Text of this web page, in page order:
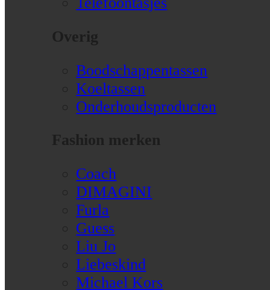
Overig
Boodschappentassen
Koeltassen
Onderhoudsproducten
Fashion merken
Coach
DIMAGINI
Furla
Guess
Liu Jo
Liebeskind
Michael Kors